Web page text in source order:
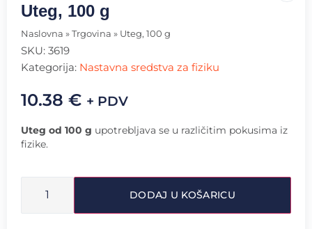
Uteg, 100 g
Naslovna » Trgovina » Uteg, 100 g
SKU: 3619
Kategorija: Nastavna sredstva za fiziku
10.38 € + PDV
Uteg od 100 g upotrebljava se u različitim pokusima iz
fizike.
DODAJ U KOŠARICU